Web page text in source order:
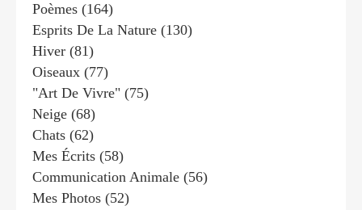
Poèmes (164)
Esprits De La Nature (130)
Hiver (81)
Oiseaux (77)
"art De Vivre" (75)
Neige (68)
Chats (62)
Mes Écrits (58)
Communication Animale (56)
Mes Photos (52)